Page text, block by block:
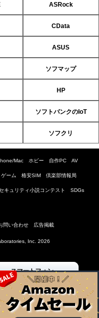
ASRock
CData
ASUS
ソフマップ
HP
ソフトバンクのIoT
ソフクリ
Mac ホビー 自作PC AV
ゲーム 格安SIM 倶楽部情報局
キュリティ小説コンテスト SDGs
問い合わせ 広告掲載
Inc. 2026
スマートフォン